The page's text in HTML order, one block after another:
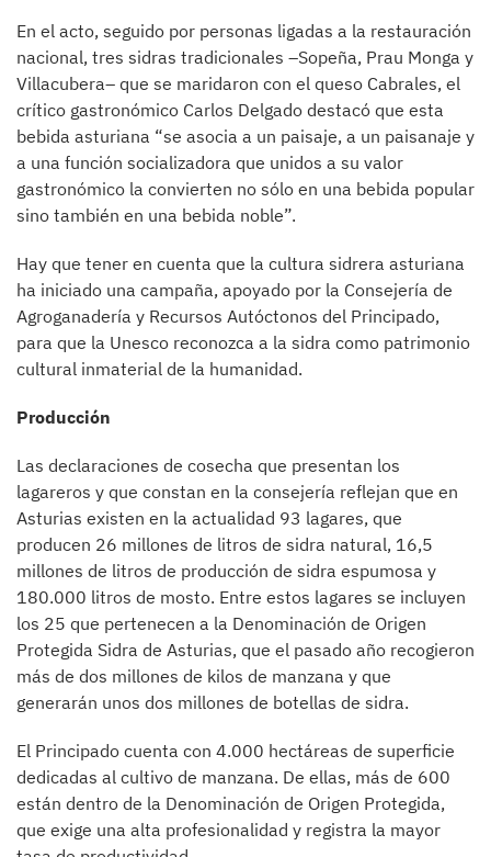
En el acto, seguido por personas ligadas a la restauración
nacional, tres sidras tradicionales –Sopeña, Prau Monga y
Villacubera– que se maridaron con el queso Cabrales, el
crítico gastronómico Carlos Delgado destacó que esta
bebida asturiana “se asocia a un paisaje, a un paisanaje y
a una función socializadora que unidos a su valor
gastronómico la convierten no sólo en una bebida popular
sino también en una bebida noble”.
Hay que tener en cuenta que la cultura sidrera asturiana
ha iniciado una campaña, apoyado por la Consejería de
Agroganadería y Recursos Autóctonos del Principado,
para que la Unesco reconozca a la sidra como patrimonio
cultural inmaterial de la humanidad.
Producción
Las declaraciones de cosecha que presentan los
lagareros y que constan en la consejería reflejan que en
Asturias existen en la actualidad 93 lagares, que
producen 26 millones de litros de sidra natural, 16,5
millones de litros de producción de sidra espumosa y
180.000 litros de mosto. Entre estos lagares se incluyen
los 25 que pertenecen a la Denominación de Origen
Protegida Sidra de Asturias, que el pasado año recogieron
más de dos millones de kilos de manzana y que
generarán unos dos millones de botellas de sidra.
El Principado cuenta con 4.000 hectáreas de superficie
dedicadas al cultivo de manzana. De ellas, más de 600
están dentro de la Denominación de Origen Protegida,
que exige una alta profesionalidad y registra la mayor